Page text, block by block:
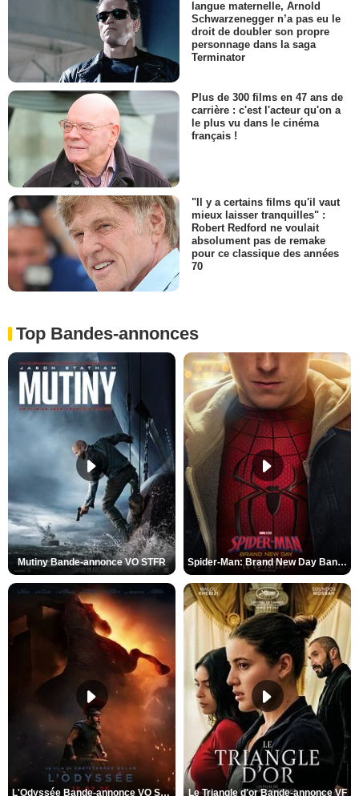
langue maternelle, Arnold
Schwarzenegger n’a pas eu le
droit de doubler son propre
personnage dans la saga
Terminator
Plus de 300 films en 47 ans de
carrière : c'est l'acteur qu'on a
le plus vu dans le cinéma
français !
"Il y a certains films qu'il vaut
mieux laisser tranquilles" :
Robert Redford ne voulait
absolument pas de remake
pour ce classique des années
70
Top Bandes-annonces
Mutiny Bande-annonce VO STFR Spider-Man: Brand New Day Bande-annonce VO STFR
L'Odyssée Bande-annonce VO STFR Le Triangle d'or Bande-annonce VF